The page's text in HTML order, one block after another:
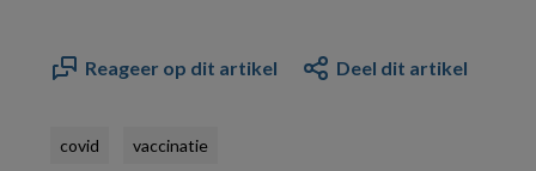
Reageer op dit artikel Deel dit artikel
covid vaccinatie